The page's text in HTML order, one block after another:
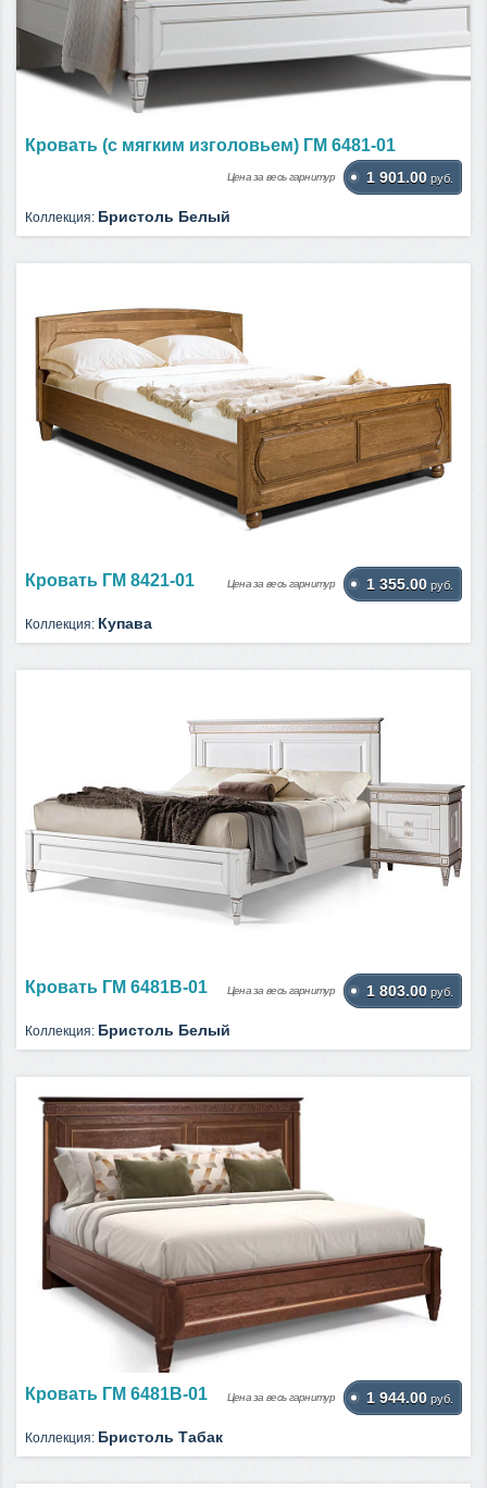
Кровать (с мягким изголовьем) ГМ 6481-01
Цена за весь гарнитур 1 901.00 руб.
Коллекция: Бристоль Белый
Кровать ГМ 8421-01 Цена за весь гарнитур 1 355.00 руб.
Коллекция: Купава
Кровать ГМ 6481В-01 Цена за весь гарнитур 1 803.00 руб.
Коллекция: Бристоль Белый
Кровать ГМ 6481В-01 Цена за весь гарнитур 1 944.00 руб.
Коллекция: Бристоль Табак